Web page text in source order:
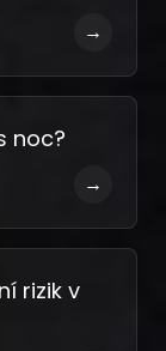
→
noc?
→
rizik v